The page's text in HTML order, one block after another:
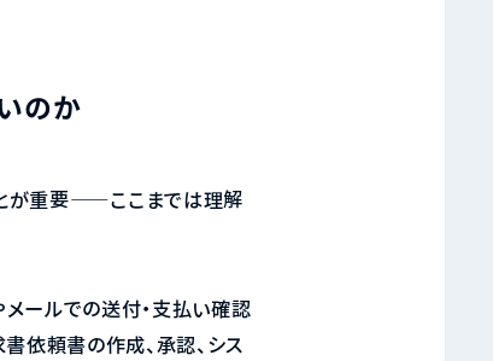
のか
が重要——ここまでは理解
ールでの送付・支払い確認
依頼書の作成、承認、シス